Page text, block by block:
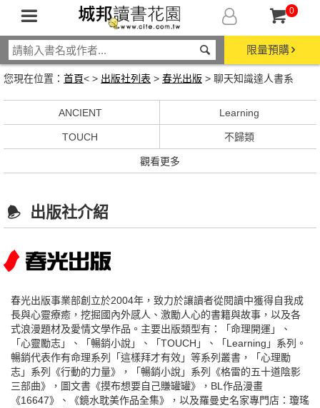
0
限量預購
您現在位置： 首頁< > 出版社列表 > 春光出版 > 聊天知識達人書系
ANCIENT Learning
TOUCH 不歸類
觀看更多
出版社介紹
春光出版事業部創立於2004年，致力於讓讀者從閱讀中獲得自我成
長與心靈療癒，挖掘國內外感人、激勵人心的書籍與故事，以及各
式浪漫題材及愛情文學作品。主要出版類型有：「命理開運」、
「心靈勵志」、「暢銷小說」、「TOUCH」、「Learning」系列。
暢銷代表作有命理系列「這樣拜才有效」等系列叢書，「心理勵
志」系列《行動的力量》，「暢銷小說」系列《格雷的五十道陰影
三部曲》，圖文書《摸布想要自己賺罐罐》，BL作品漫畫
《16647》、《鏡水耽美作品全集》，以及羅曼史名家專門店：瓊瑤